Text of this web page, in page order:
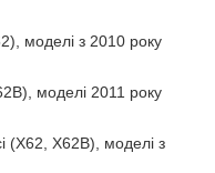
моделі з 2010 року
моделі 2011 року
X62B), моделі з